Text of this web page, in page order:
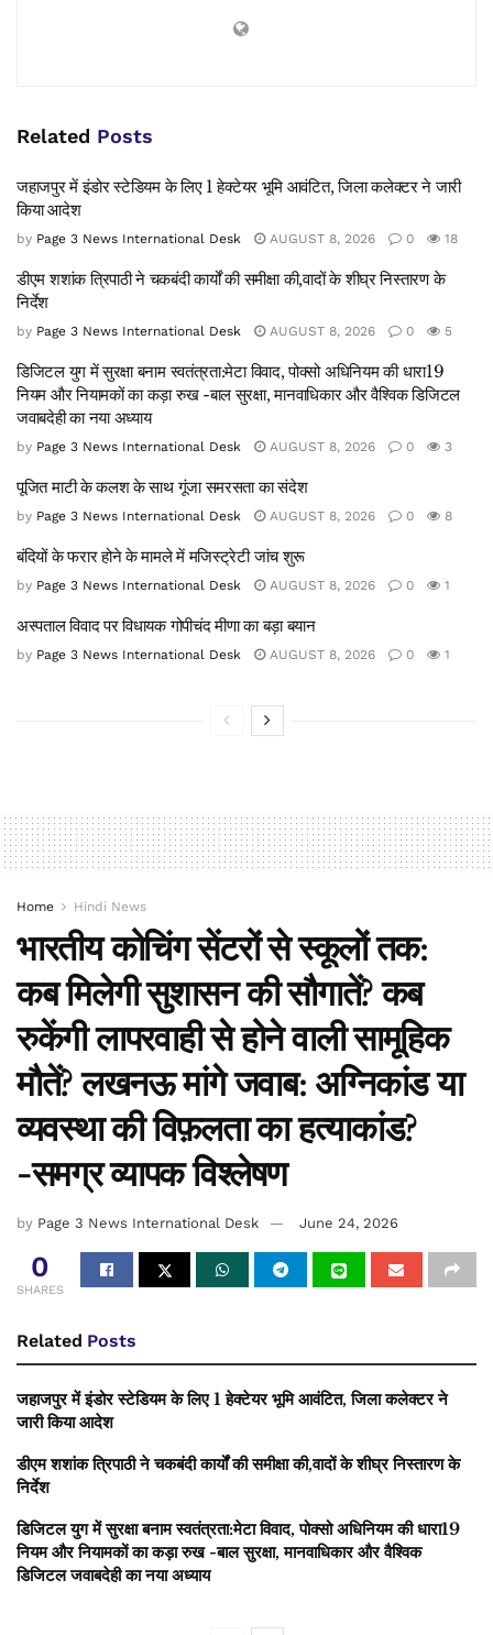
Related Posts
जहाजपुर में इंडोर स्टेडियम के लिए 1 हेक्टेयर भूमि आवंटित, जिला कलेक्टर ने जारी
किया आदेश
by Page 3 News International Desk AUGUST 8, 2026 0 18
डीएम शशांक त्रिपाठी ने चकबंदी कार्यों की समीक्षा की,वादों के शीघ्र निस्तारण के
निर्देश
by Page 3 News International Desk AUGUST 8, 2026 0 5
डिजिटल युग में सुरक्षा बनाम स्वतंत्रता:मेटा विवाद, पोक्सो अधिनियम की धारा19
नियम और नियामकों का कड़ा रुख -बाल सुरक्षा, मानवाधिकार और वैश्विक डिजिटल
जवाबदेही का नया अध्याय
by Page 3 News International Desk AUGUST 8, 2026 0 3
पूजित माटी के कलश के साथ गूंजा समरसता का संदेश
by Page 3 News International Desk AUGUST 8, 2026 0 8
बंदियों के फरार होने के मामले में मजिस्ट्रेटी जांच शुरू
by Page 3 News International Desk AUGUST 8, 2026 0 1
अस्पताल विवाद पर विधायक गोपीचंद मीणा का बड़ा बयान
by Page 3 News International Desk AUGUST 8, 2026 0 1
Home Hindi News
भारतीय कोचिंग सेंटरों से स्कूलों तक:
कब मिलेगी सुशासन की सौगातें? कब
रुकेंगी लापरवाही से होने वाली सामूहिक
मौतें? लखनऊ मांगे जवाब: अग्निकांड या
व्यवस्था की विफ़लता का हत्याकांड?
-समग्र व्यापक विश्लेषण
by Page 3 News International Desk June 24, 2026
0
SHARES
Related Posts
जहाजपुर में इंडोर स्टेडियम के लिए 1 हेक्टेयर भूमि आवंटित, जिला कलेक्टर ने
जारी किया आदेश
डीएम शशांक त्रिपाठी ने चकबंदी कार्यों की समीक्षा की,वादों के शीघ्र निस्तारण के
निर्देश
डिजिटल युग में सुरक्षा बनाम स्वतंत्रता:मेटा विवाद, पोक्सो अधिनियम की धारा19
नियम और नियामकों का कड़ा रुख -बाल सुरक्षा, मानवाधिकार और वैश्विक
डिजिटल जवाबदेही का नया अध्याय